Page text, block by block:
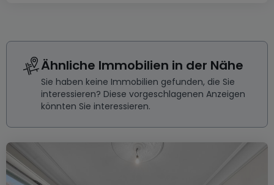
Ähnliche Immobilien in der Nähe
Sie haben keine Immobilien gefunden, die Sie
interessieren? Diese vorgeschlagenen Anzeigen
könnten Sie interessieren.